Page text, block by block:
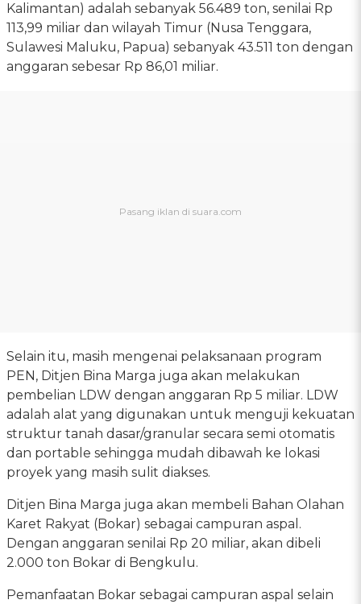
Kalimantan) adalah sebanyak 56.489 ton, senilai Rp
113,99 miliar dan wilayah Timur (Nusa Tenggara,
Sulawesi Maluku, Papua) sebanyak 43.511 ton dengan
anggaran sebesar Rp 86,01 miliar.
Selain itu, masih mengenai pelaksanaan program
PEN, Ditjen Bina Marga juga akan melakukan
pembelian LDW dengan anggaran Rp 5 miliar. LDW
adalah alat yang digunakan untuk menguji kekuatan
struktur tanah dasar/granular secara semi otomatis
dan portable sehingga mudah dibawah ke lokasi
proyek yang masih sulit diakses.
Ditjen Bina Marga juga akan membeli Bahan Olahan
Karet Rakyat (Bokar) sebagai campuran aspal.
Dengan anggaran senilai Rp 20 miliar, akan dibeli
2.000 ton Bokar di Bengkulu.
Pemanfaatan Bokar sebagai campuran aspal selain